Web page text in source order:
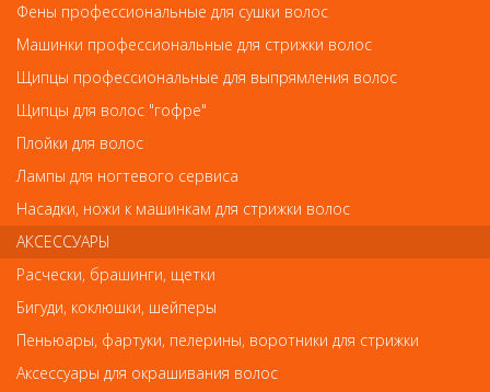
Так же советуем посмотреть
Фены профессиональные для сушки волос
Машинки профессиональные для стрижки волос
Щипцы профессиональные для выпрямления волос
Щипцы для волос "гофре"
Плойки для волос
Лампы для ногтевого сервиса
Насадки, ножи к машинкам для стрижки волос
АКСЕССУАРЫ
Расчески, брашинги, щетки
Бигуди, коклюшки, шейперы
Пеньюары, фартуки, пелерины, воротники для стрижки
Аксессуары для окрашивания волос